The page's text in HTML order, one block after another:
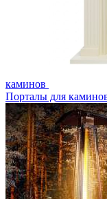
каминов
Порталы для